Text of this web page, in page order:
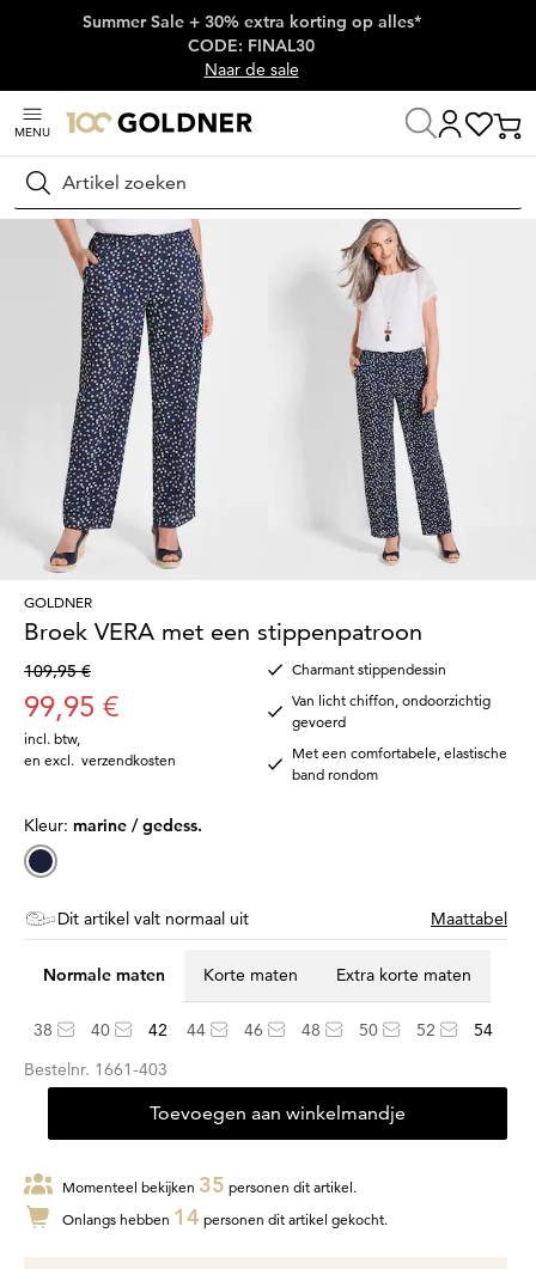
Skip naar hoofdinhoud
Summer Sale + 30% extra korting op alles*
CODE: FINAL30
Naar de sale
MENU
Zoeken
Thuis Damesmode
GOLDNER
Broek VERA met een stippenpatroon
109,95 €
99,95 €
incl. btw,
en excl. verzendkosten
Charmant stippendessin
Van licht chiffon, ondoorzichtig
gevoerd
Met een comfortabele, elastische
band rondom
Kleur: marine / gedess.
Dit artikel valt normaal uit Maattabel
Normale maten Korte maten Extra korte maten
38 40 42 44 46 48 50 52
54
Bestelnr. 1661-403
Toevoegen aan winkelmandje
Momenteel bekijken 35 personen dit artikel.
Onlangs hebben 14 personen dit artikel gekocht.